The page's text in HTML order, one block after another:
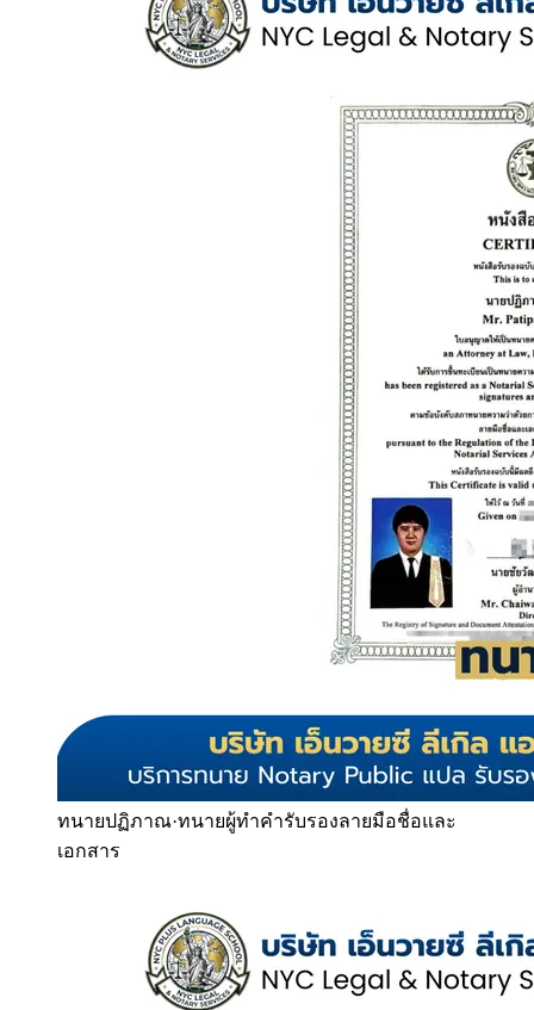
ทนายปฏิภาณ·ทนายผู้ทำคำรับรองลายมือชื่อและ
เอกสาร